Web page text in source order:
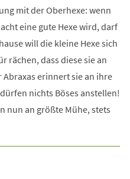
mit der Oberhexe: wenn
eine gute Hexe wird, darf
will die kleine Hexe sich
rächen, dass diese sie an
erinnert sie an ihre
nichts Böses anstellen!
nun an größte Mühe, stets